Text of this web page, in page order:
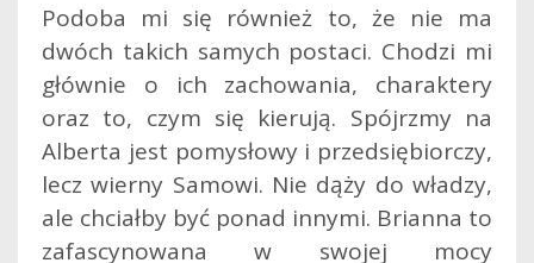
Podoba mi się również to, że nie ma
dwóch takich samych postaci. Chodzi mi
głównie o ich zachowania, charaktery
oraz to, czym się kierują. Spójrzmy na
Alberta jest pomysłowy i przedsiębiorczy,
lecz wierny Samowi. Nie dąży do władzy,
ale chciałby być ponad innymi. Brianna to
zafascynowana w swojej mocy